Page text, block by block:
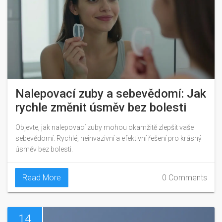
Nalepovací zuby a sebevědomí: Jak
rychle změnit úsměv bez bolesti
Objevte, jak nalepovací zuby mohou okamžitě zlepšit vaše
sebevědomí. Rychlé, neinvazivní a efektivní řešení pro krásný
úsměv bez bolesti.
Read More 0 Comments
14